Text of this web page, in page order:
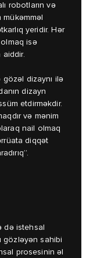
robotların və
yeridir. Hər
isə
aiddir.
gözəl dizaynı ilə
dizayn
etdirməkdir.
və mənim
nail olmaq
diqqət
də istehsal
gözləyən sahibi
prosesinin əl